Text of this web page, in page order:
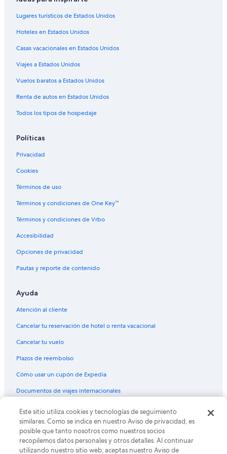
Casas de huéspedes en Polanco
Apartamentos en Polanco
Hoteles en Polanco
Residencias en Polanco
Villas en Polanco
Hoteles 3 estrellas en Viveda
Hoteles en Viveda
Lugares turísticos de Estados Unidos
Hoteles en Estados Unidos
Casas vacacionales en Estados Unidos
Viajes a Estados Unidos
Vuelos baratos a Estados Unidos
Renta de autos en Estados Unidos
Todos los tipos de hospedaje
Políticas
Privacidad
Cookies
Términos de uso
Términos y condiciones de One Key™
Términos y condiciones de Vrbo
Accesibilidad
Opciones de privacidad
Pautas y reporte de contenido
Ayuda
Atención al cliente
Cancelar tu reservación de hotel o renta vacacional
Cancelar tu vuelo
Plazos de reembolso
Cómo usar un cupón de Expedia
Documentos de viajes internacionales
© 2026 Expedia, Inc., una empresa de Expedia Group. Todos los
derechos reservados. Expedia y el logo de Expedia son marcas
registradas o marcas comerciales de Expedia, Inc. CST# 2029030-50.
Este sitio utiliza cookies y tecnologías de seguimiento
similares. Como se indica en nuestro Aviso de privacidad, es
posible que tanto nosotros como nuestros socios
recopilemos datos personales y otros detalles. Al continuar
utilizando nuestro sitio web, aceptas nuestro Aviso de